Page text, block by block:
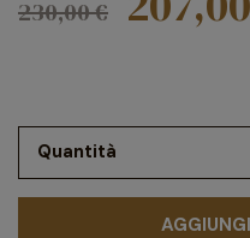
230,00 €
Quantità